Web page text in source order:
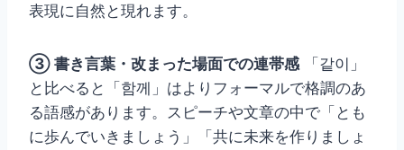
表現に自然と現れます。
③ 書き言葉・改まった場面での連帯感 「같이」
と比べると「함께」はよりフォーマルで格調のあ
る語感があります。スピーチや文章の中で「とも
に歩んでいきましょう」「共に未来を作りましょ